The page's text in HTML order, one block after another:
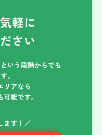
軽に
さい
いう段階からでも
。
リアなら
能です。
ます！／